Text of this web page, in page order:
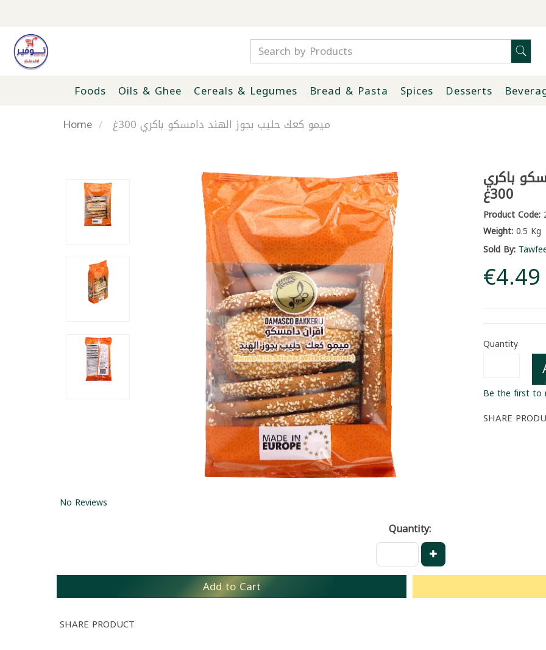
Foods Oils & Ghee Cereals & Legumes Bread & Pasta Spices Desserts
Home
ميمو كعك حليب بجوز الهند دامسكو باكري 300غ
باكري
300غ
Product Code:
Weight:0.5 Kg
Sold By:
€4.49
Quantity
Be the first to
SHARE
No Reviews
Quantity:
Add to Cart
SHARE PRODUCT